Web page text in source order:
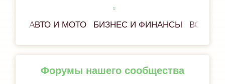
АВТО И МОТО БИЗНЕС И ФИНАНСЫ ВСЁ
Форумы нашего сообщества